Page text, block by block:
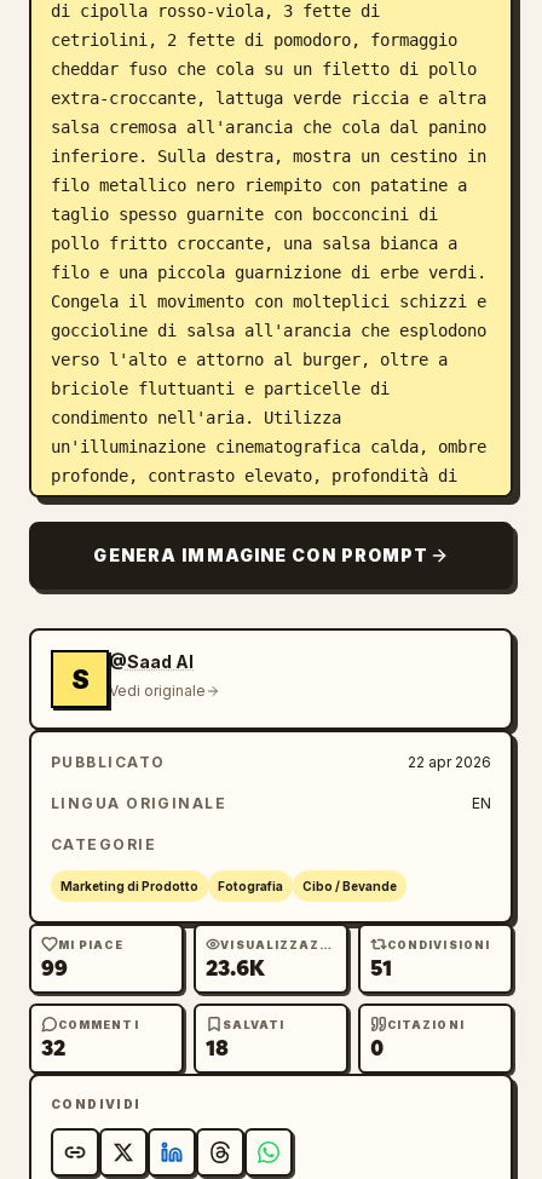
di cipolla rosso-viola, 3 fette di
cetriolini, 2 fette di pomodoro, formaggio
cheddar fuso che cola su un filetto di pollo
extra-croccante, lattuga verde riccia e altra
salsa cremosa all'arancia che cola dal panino
inferiore. Sulla destra, mostra un cestino in
filo metallico nero riempito con patatine a
taglio spesso guarnite con bocconcini di
pollo fritto croccante, una salsa bianca a
filo e una piccola guarnizione di erbe verdi.
Congela il movimento con molteplici schizzi e
goccioline di salsa all'arancia che esplodono
verso l'alto e attorno al burger, oltre a
briciole fluttuanti e particelle di
condimento nell'aria. Utilizza
un'illuminazione cinematografica calda, ombre
profonde, contrasto elevato, profondità di
campo ridotta, ricche texture dorate,
sfondo bokeh sfocato e suggestivo in un
contesto di ristorante casual di alto
bassa e ravvicinata, vista frontale a 3/4,
messa a fuoco nitida sul burger, patatine
leggermente secondarie ma comunque
dettagliate. Piatto da portata in ardesia
scura, briciole sparse e gocce di salsa sulla
superficie. Aggiungi un logo bianco pulito
GENERA IMMAGINE CON PROMPT
S
@Saad AI
Vedi originale
PUBBLICATO 22 apr 2026
LINGUA ORIGINALE EN
CATEGORIE
Marketing di Prodotto Fotografia Cibo / Bevande
MI PIACE
99
VISUALIZZAZIONI
23.6K
CONDIVISIONI
51
COMMENTI
32
SALVATI
18
CITAZIONI
0
CONDIVIDI